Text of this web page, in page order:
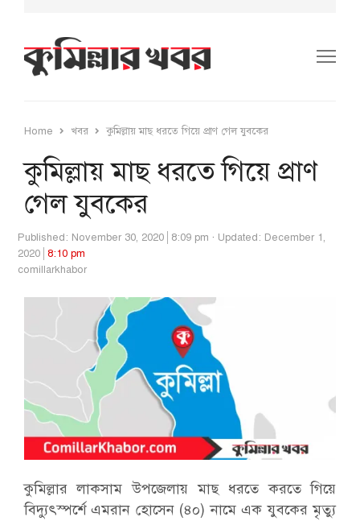
Home খবর কুমিল্লায় মাছ ধরতে গিয়ে প্রাণ গেল যুবকের
কুমিল্লায় মাছ ধরতে গিয়ে প্রাণ
গেল যুবকের
Published: November 30, 2020 8:09 pm
Updated: December 1,
2020 8:10 pm
Author
comillarkhabor
কুমিল্লার লাকসাম উপজেলায় মাছ ধরতে করতে গিয়ে
বিদ্যুৎস্পর্শে এমরান হোসেন (৪০) নামে এক যুবকের মৃত্যু